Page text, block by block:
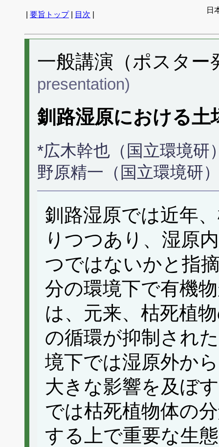
要旨トップ| 目次
日
一般講演（ポスタ
presentation)
釧路湿原における土
*広木幹也（国立環境研
野原精一（国立環境研
釧路湿原では近年
りつつあり、湿原
つではないかと指
分の環境下で有機
は、元来、枯死植
の循環が抑制され
境下では湿原外か
大きな影響を及ぼ
では枯死植物体の
する上で重要な生